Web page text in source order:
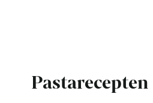
Pastarecepten